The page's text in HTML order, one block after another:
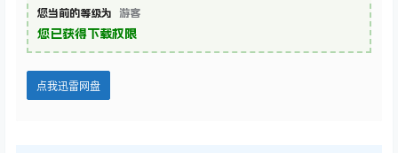
您当前的等级为 游客
您已获得下载权限
点我迅雷网盘